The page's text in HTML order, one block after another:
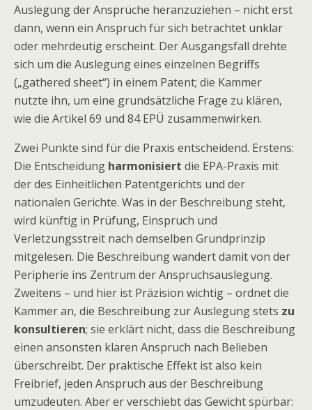
Auslegung der Ansprüche heranzuziehen – nicht erst
dann, wenn ein Anspruch für sich betrachtet unklar
oder mehrdeutig erscheint. Der Ausgangsfall drehte
sich um die Auslegung eines einzelnen Begriffs
(„gathered sheet“) in einem Patent; die Kammer
nutzte ihn, um eine grundsätzliche Frage zu klären,
wie die Artikel 69 und 84 EPÜ zusammenwirken.
Zwei Punkte sind für die Praxis entscheidend. Erstens:
Die Entscheidung harmonisiert die EPA-Praxis mit
der des Einheitlichen Patentgerichts und der
nationalen Gerichte. Was in der Beschreibung steht,
wird künftig in Prüfung, Einspruch und
Verletzungsstreit nach demselben Grundprinzip
mitgelesen. Die Beschreibung wandert damit von der
Peripherie ins Zentrum der Anspruchsauslegung.
Zweitens – und hier ist Präzision wichtig – ordnet die
Kammer an, die Beschreibung zur Auslegung stets zu
konsultieren; sie erklärt nicht, dass die Beschreibung
einen ansonsten klaren Anspruch nach Belieben
überschreibt. Der praktische Effekt ist also kein
Freibrief, jeden Anspruch aus der Beschreibung
umzudeuten. Aber er verschiebt das Gewicht spürbar: